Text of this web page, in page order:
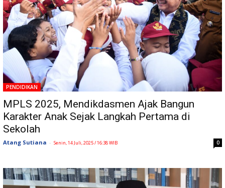
PENDIDIKAN
MPLS 2025, Mendikdasmen Ajak Bangun
Karakter Anak Sejak Langkah Pertama di
Sekolah
Atang Sutiana - Senin, 14 Juli, 2025 / 16:38 WIB 0